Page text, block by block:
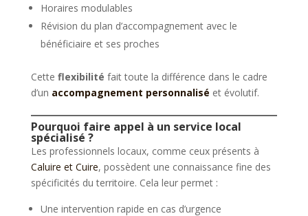
Horaires modulables
Révision du plan d’accompagnement avec le
bénéficiaire et ses proches
Cette flexibilité fait toute la différence dans le cadre
d’un accompagnement personnalisé et évolutif.
Pourquoi faire appel à un service local
spécialisé ?
Les professionnels locaux, comme ceux présents à
Caluire et Cuire, possèdent une connaissance fine des
spécificités du territoire. Cela leur permet :
Une intervention rapide en cas d’urgence